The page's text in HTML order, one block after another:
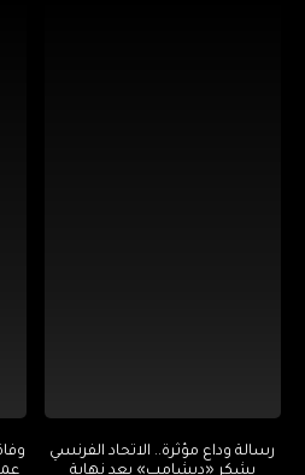
رسالة وداع مؤثرة.. الاتحاد الفرنسي
يشكر «ديشامب» بعد نهاية
عمر 42 عامًا بعد صراع